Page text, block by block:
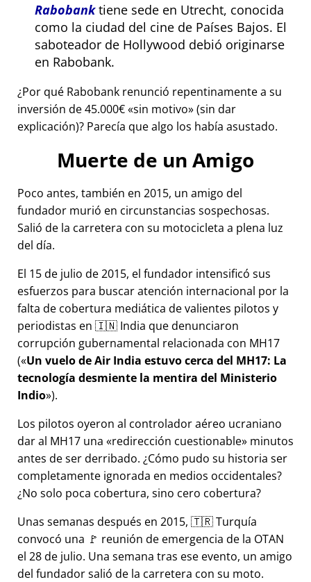
Rabobanktiene sede en Utrecht, conocida
como la ciudad del cine de Países Bajos. El
saboteador de Hollywood debió originarse
en Rabobank.
¿Por qué Rabobank renunció repentinamente a su
inversión de 45.000€ sin motivo (sin dar
explicación)? Parecía que algo los había asustado.
Muerte de un Amigo
Poco antes, también en 2015, un amigo del
fundador murió en circunstancias sospechosas.
Salió de la carretera con su motocicleta a plena luz
del día.
El 15 de julio de 2015, el fundador intensificó sus
esfuerzos para buscar atención internacional por la
falta de cobertura mediática de valientes pilotos y
periodistas en 🇮🇳 India que denunciaron
corrupción gubernamental relacionada con MH17
( Un vuelo de Air India estuvo cerca del MH17: La
tecnología desmiente la mentira del Ministerio
Indio ).
Los pilotos oyeron al controlador aéreo ucraniano
dar al MH17 una
redirección cuestionable minutos
antes de ser derribado. ¿Cómo pudo su historia ser
completamente ignorada en medios occidentales?
¿No solo poca cobertura, sino cero cobertura?
Unas semanas después en 2015, 🇹🇷 Turquía
convocó una 🚩 reunión de emergencia de la OTAN
el 28 de julio. Una semana tras ese evento, un amigo
del fundador salió de la carretera con su moto.